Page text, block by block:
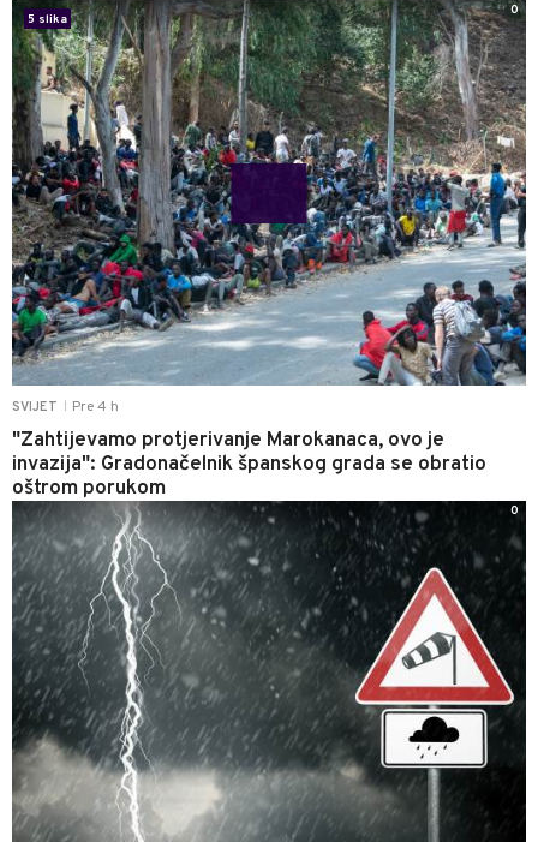
SVIJET Pre 4 h
"Zahtijevamo protjerivanje Marokanaca, ovo je
invazija": Gradonačelnik španskog grada se obratio
oštrom porukom
5 slika
0
0